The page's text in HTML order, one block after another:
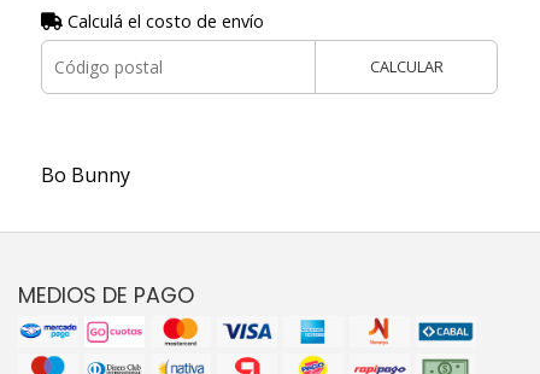
Calculá el costo de envío
CALCULAR
Bo Bunny
MEDIOS DE PAGO